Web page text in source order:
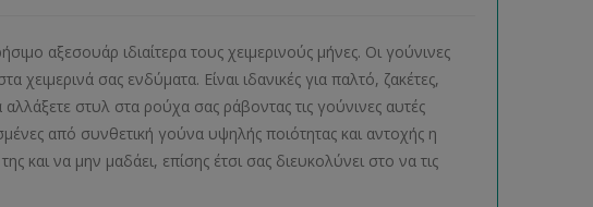
αξεσουάρ ιδιαίτερα τους χειμερινούς μήνες. Οι γούνινες
σας ενδύματα. Είναι ιδανικές για παλτό, ζακέτες,
στυλ στα ρούχα σας ράβοντας τις γούνινες αυτές
από συνθετική γούνα υψηλής ποιότητας και αντοχής η
και να μην μαδάει, επίσης έτσι σας διευκολύνει στο να τις